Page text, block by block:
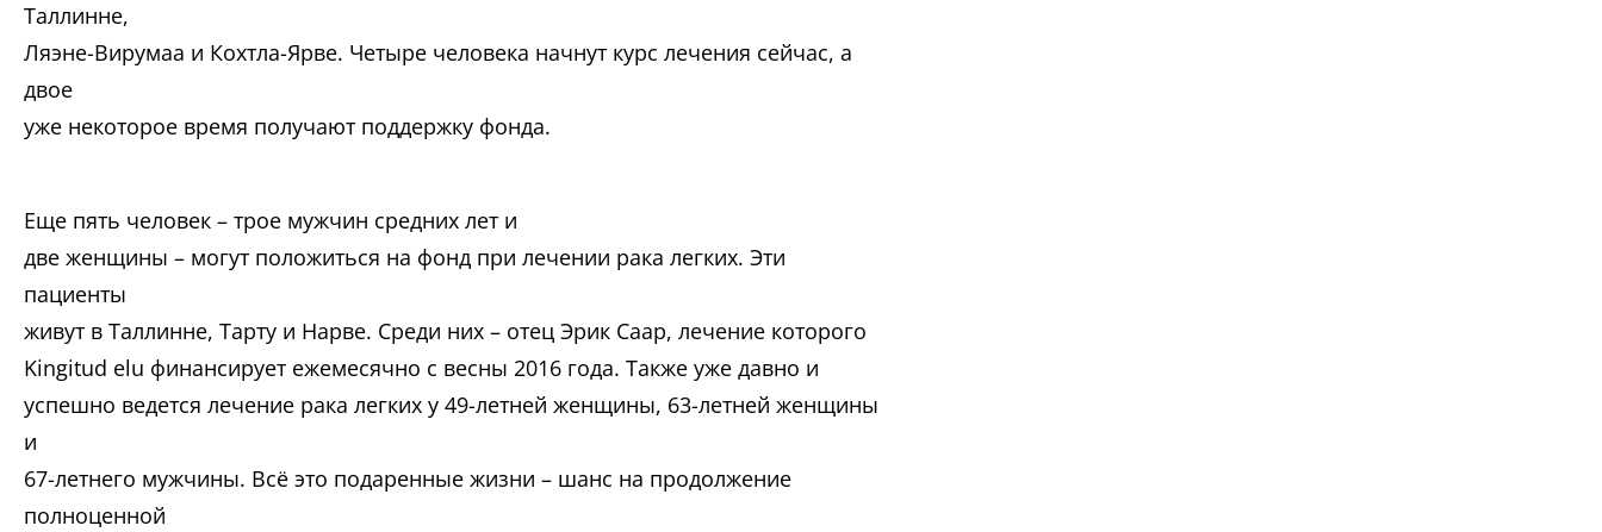
Таллинне,
Ляэне-Вирумаа и Кохтла-Ярве. Четыре человека начнут курс лечения сейчас, а
двое
уже некоторое время получают поддержку фонда.
Еще пять человек – трое мужчин средних лет и
две женщины – могут положиться на фонд при лечении рака легких. Эти
пациенты
живут в Таллинне, Тарту и Нарве. Среди них – отец Эрик Саар, лечение которого
Kingitud elu финансирует ежемесячно с весны 2016 года. Также уже давно и
успешно ведется лечение рака легких у 49-летней женщины, 63-летней женщины
и
67-летнего мужчины. Всё это подаренные жизни – шанс на продолжение
полноценной